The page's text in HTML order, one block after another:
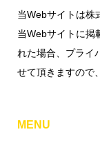
当Webサイトは株
当Webサイトに掲
れた場合、プライ
せて頂きますので
MENU